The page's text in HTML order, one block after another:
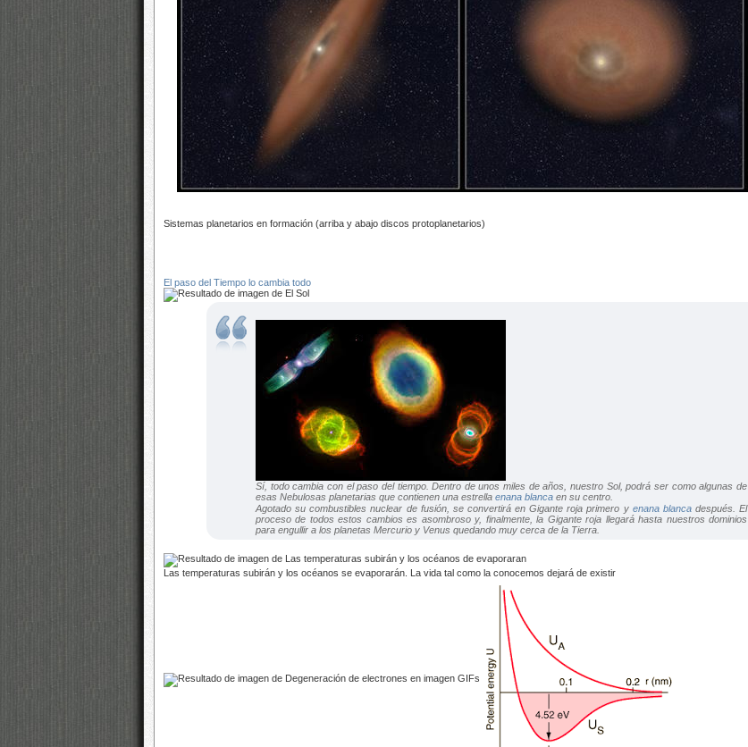
Sistemas planetarios en formación (arriba y abajo discos protoplanetarios)
El paso del Tiempo lo cambia todo
Sí, todo cambia con el paso del tiempo. Dentro de unos miles de años, nuestro Sol, podrá ser como algunas de
esas Nebulosas planetarias que contienen una estrella enana blanca en su centro.
Agotado su combustibles nuclear de fusión, se convertirá en Gigante roja primero y enana blancadespués. El
proceso de todos estos cambios es asombroso y, finalmente, la Gigante roja llegará hasta nuestros dominios
para engullir a los planetas Mercurio y Venus quedando muy cerca de la Tierra.
Las temperaturas subirán y los océanos se evaporarán. La vida tal como la conocemos dejará de existir